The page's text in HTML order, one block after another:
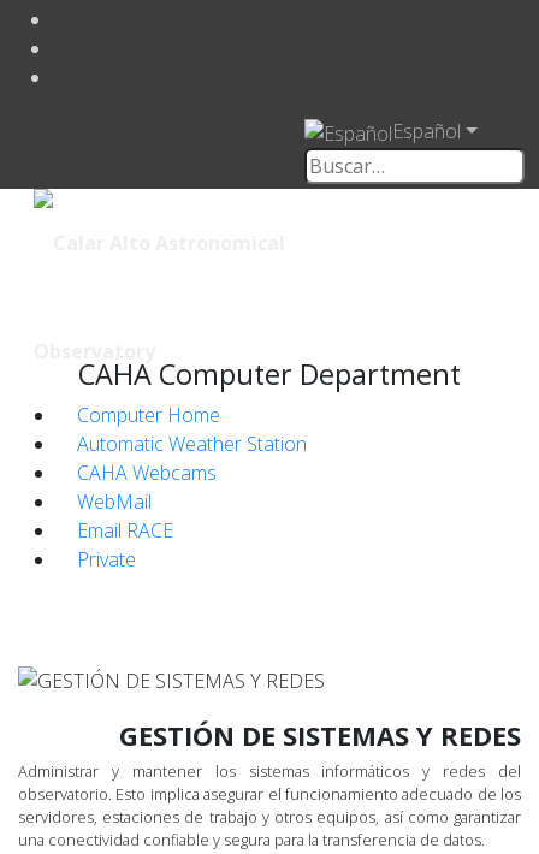
Español
CAHA Computer Department
Computer Home
Automatic Weather Station
CAHA Webcams
WebMail
Email RACE
Private
GESTIÓN DE SISTEMAS Y REDES
Administrar y mantener los sistemas informáticos y redes del
observatorio. Esto implica asegurar el funcionamiento adecuado de los
servidores, estaciones de trabajo y otros equipos, así como garantizar
una conectividad confiable y segura para la transferencia de datos.